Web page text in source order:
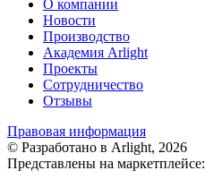
О компании
Новости
Производство
Академия Arlight
Проекты
Сотрудничество
Отзывы
Правовая информация
© Разработано в Arlight, 2026
Представлены на маркетплейсе: